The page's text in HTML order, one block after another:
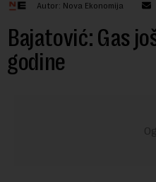
Autor: Nova Ekonomija
Bajatović: Gas
godine